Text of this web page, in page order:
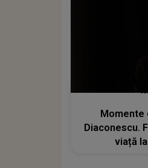
Momente
Diaconescu.
viață